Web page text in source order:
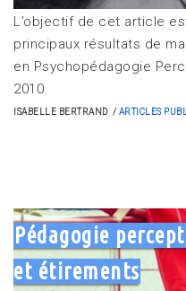
L’objectif de cet article
principaux résultats de
en Psychopédagogie
2010.
ISABELLE BERTRAND ARTICLES
Pédagogie
et étirements